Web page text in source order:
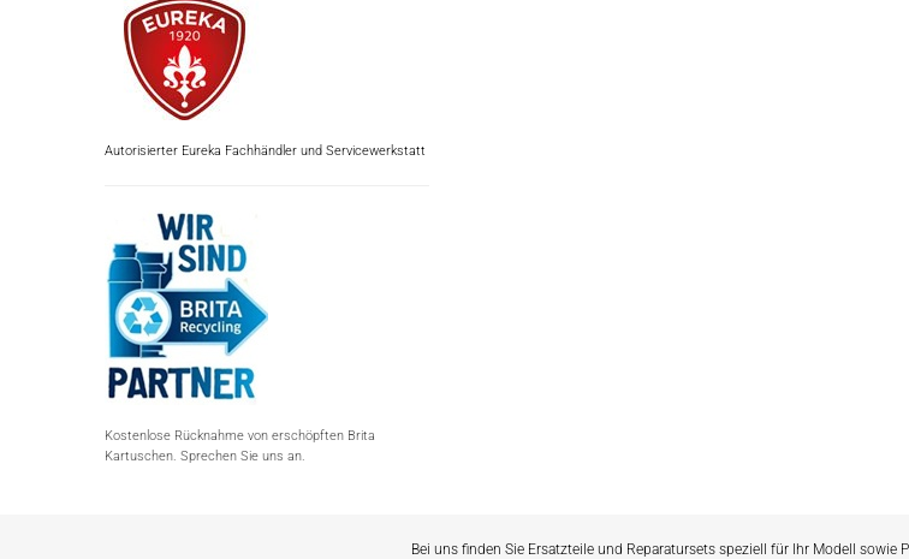
Autorisierter Eureka Fachhändler und Servicewerkstatt
Kostenlose Rücknahme von erschöpften Brita
Kartuschen. Sprechen Sie uns an.
Bei uns finden Sie Ersatzteile und Reparatursets speziell für Ihr Modell sowie